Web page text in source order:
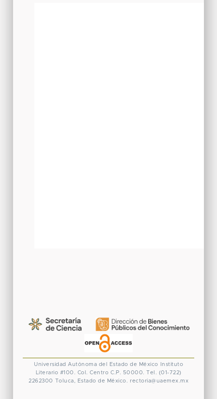
Universidad Autónoma del Estado de México
Instituto
Literario #100. Col. Centro C.P. 50000. Tel. (01-722)
2262300 Toluca, Estado de México. rectoria@uaemex.mx